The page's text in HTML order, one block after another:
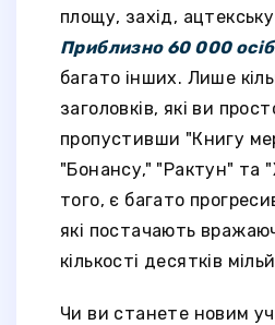
площу, захід,
Приблизно 60 000
багато інших. Лише
заголовків, які ви
пропустивши "Книгу
"Бонансу," "Рактун" та
того, є багато
які постачають
кількості десятків
Чи ви станете новим